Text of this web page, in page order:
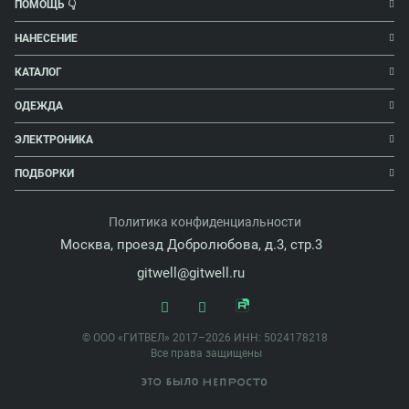
ПОМОЩЬ 👇
НАНЕСЕНИЕ
КАТАЛОГ
ОДЕЖДА
ЭЛЕКТРОНИКА
ПОДБОРКИ
Политика конфиденциальности
Москва, проезд Добролюбова, д.3, стр.3
gitwell@gitwell.ru
© ООО «ГИТВЕЛ» 2017–2026 ИНН: 5024178218
Все права защищены